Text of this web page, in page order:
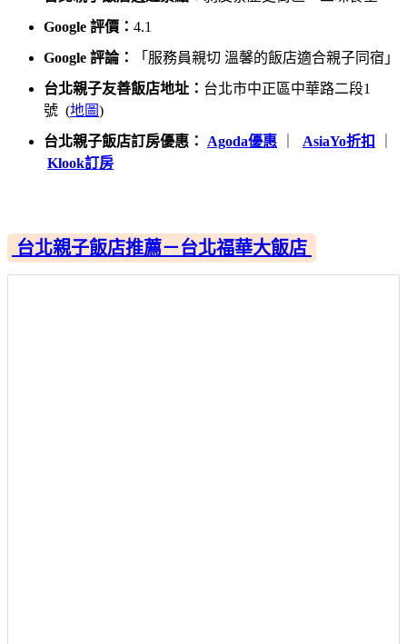
Google 評價： 4.1
Google 評論：
「服務員親切 溫馨的飯店適合親子同宿」
台北親子友善飯店地址： 台北市中正區中華路二段1
號 (地圖)
台北親子飯店訂房優惠：
Agoda優惠 AsiaYo折扣
Klook訂房
台北親子飯店推薦－台北福華大飯店